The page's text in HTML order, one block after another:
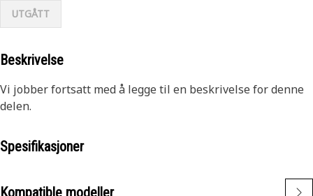
UTGÅTT
Beskrivelse
Vi jobber fortsatt med å legge til en beskrivelse for denne
delen.
Spesifikasjoner
Kompatible modeller